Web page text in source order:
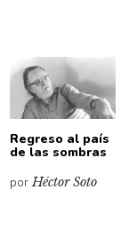
Regreso al país
de las sombras
porHéctor Soto